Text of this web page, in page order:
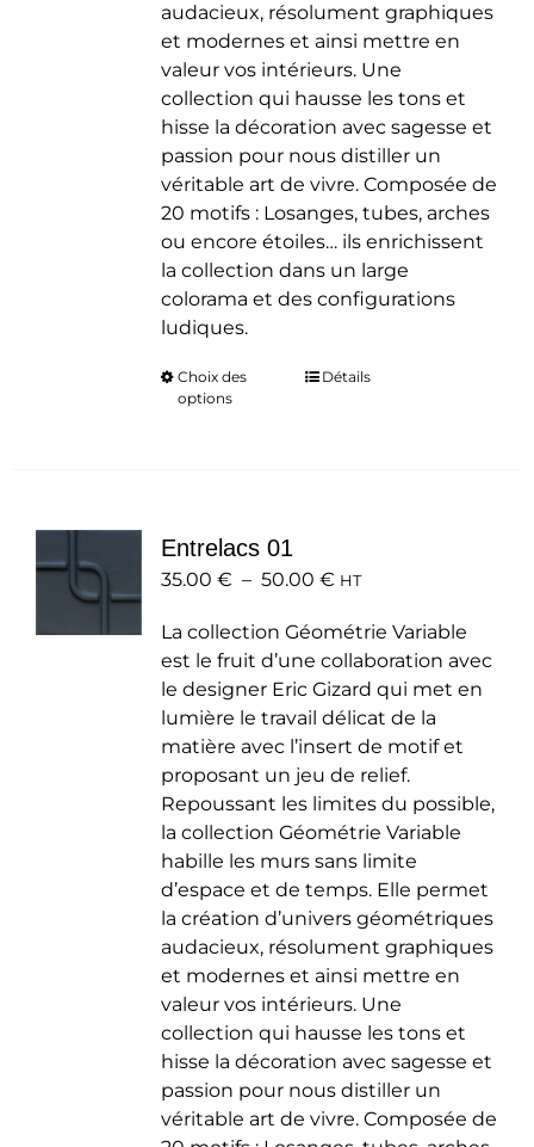
audacieux, résolument graphiques
et modernes et ainsi mettre en
valeur vos intérieurs. Une
collection qui hausse les tons et
hisse la décoration avec sagesse et
passion pour nous distiller un
véritable art de vivre. Composée de
20 motifs : Losanges, tubes, arches
ou encore étoiles… ils enrichissent
la collection dans un large
colorama et des configurations
ludiques.
Choix des
options
Ce
peuvent
choisies
sur
la
page
du
produit
Détails
Entrelacs 01
35.00 € – 50.00 €Plage
prix :
35.00 €
à
50.00 €
HT
La collection Géométrie Variable
est le fruit d’une collaboration avec
le designer Eric Gizard qui met en
lumière le travail délicat de la
matière avec l’insert de motif et
proposant un jeu de relief.
Repoussant les limites du possible,
la collection Géométrie Variable
habille les murs sans limite
d’espace et de temps. Elle permet
la création d’univers géométriques
audacieux, résolument graphiques
et modernes et ainsi mettre en
valeur vos intérieurs. Une
collection qui hausse les tons et
hisse la décoration avec sagesse et
passion pour nous distiller un
véritable art de vivre. Composée de